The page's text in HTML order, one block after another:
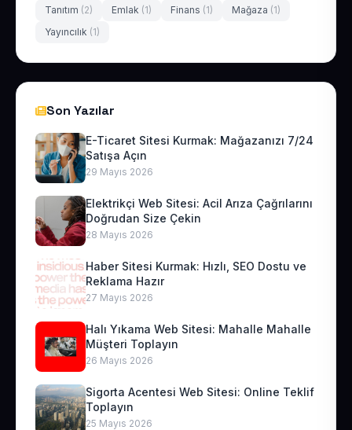
Tanıtım (2) Emlak (1) Finans (1) Mağaza (1)
Yayıncılık (1)
Son Yazılar
E-Ticaret Sitesi Kurmak: Mağazanızı 7/24
Satışa Açın
29 Mayıs 2026
Elektrikçi Web Sitesi: Acil Arıza Çağrılarını
Doğrudan Size Çekin
28 Mayıs 2026
Haber Sitesi Kurmak: Hızlı, SEO Dostu ve
Reklama Hazır
27 Mayıs 2026
Halı Yıkama Web Sitesi: Mahalle Mahalle
Müşteri Toplayın
26 Mayıs 2026
Sigorta Acentesi Web Sitesi: Online Teklif
Toplayın
25 Mayıs 2026